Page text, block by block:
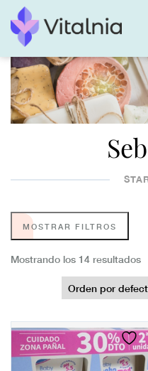
MOSTRAR FILTROS
Mostrando los 14 resultados